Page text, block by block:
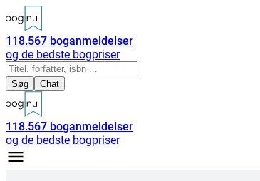
118.567 boganmeldelser
og de bedste bogpriser
Søg Chat
118.567 boganmeldelser
og de bedste bogpriser